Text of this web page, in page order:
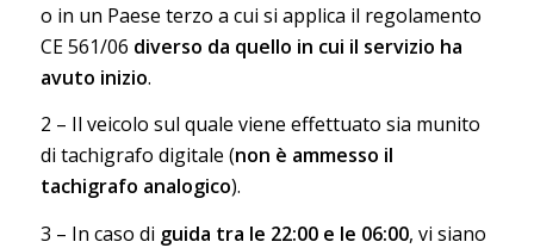
o in un Paese terzo a cui si applica il regolamento
CE 561/06 diverso da quello in cui il servizio ha
avuto inizio.
2 – Il veicolo sul quale viene effettuato sia munito
di tachigrafo digitale (non è ammesso il
tachigrafo analogico).
3 – In caso di guida tra le 22:00 e le 06:00, vi siano